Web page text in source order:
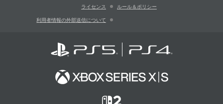
ライセンス ルール＆ポリシー
利用者情報の外部送信について